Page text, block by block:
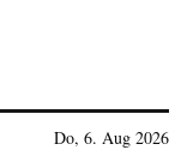
Do, 6. Aug 2026